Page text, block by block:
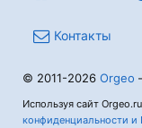
Контакты
© 2011-2026 Orgeo
Используя сайт
конфиденциальности и